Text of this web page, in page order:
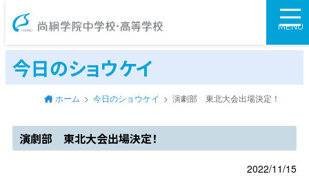
尚絅学院中学校
MENU
今日のショウケイ
ホーム 今日のショウケイ 演劇部 東北大会出場決定！
演劇部 東北大会出場決定！
2022/11/15